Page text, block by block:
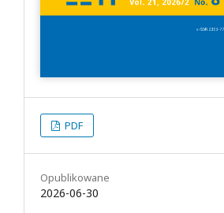
PDF
Opublikowane
2026-06-30